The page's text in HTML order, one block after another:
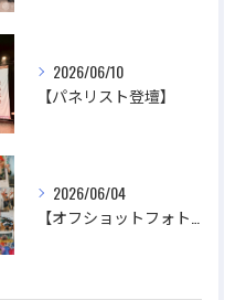
2026/06/10
【パネリスト登壇】
2026/06/04